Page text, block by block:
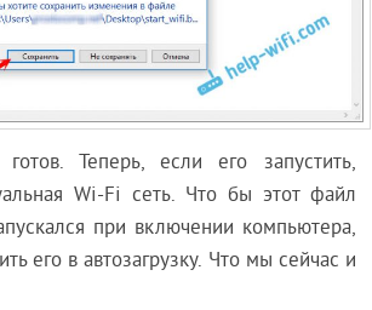
Теперь, если его запустить,
Wi-Fi сеть. Что бы этот файл
при включении компьютера,
его в автозагрузку. Что мы сейчас и